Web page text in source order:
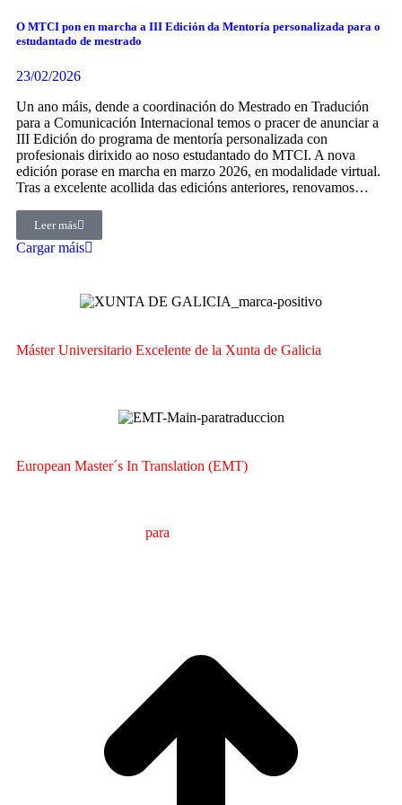
O MTCI pon en marcha a III Edición da Mentoría personalizada para o
estudantado de mestrado
23/02/2026
Un ano máis, dende a coordinación do Mestrado en Tradución
para a Comunicación Internacional temos o pracer de anunciar a
III Edición do programa de mentoría personalizada con
profesionais dirixido ao noso estudantado do MTCI. A nova
edición porase en marcha en marzo 2026, en modalidade virtual.
Tras a excelente acollida das edicións anteriores, renovamos…
Leer más
Cargar máis
Máster Universitario Excelente de la Xunta de Galicia
European Master´s In Translation (EMT)
para